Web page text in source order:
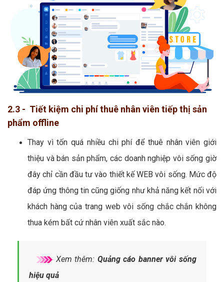
2.3 - Tiết kiệm chi phí thuê nhân viên tiếp thị sản
phẩm offline
Thay vì tốn quá nhiều chi phí để thuê nhân viên giới
thiệu và bán sản phẩm, các doanh nghiệp vôi sống giờ
đây chỉ cần đầu tư vào thiết kế WEB vôi sống. Mức độ
đáp ứng thông tin cũng giống như khả năng kết nối với
khách hàng của trang web vôi sống chắc chắn không
thua kém bất cứ nhân viên xuất sắc nào.
Xem thêm: Quảng cáo banner vôi sống
hiệu quả